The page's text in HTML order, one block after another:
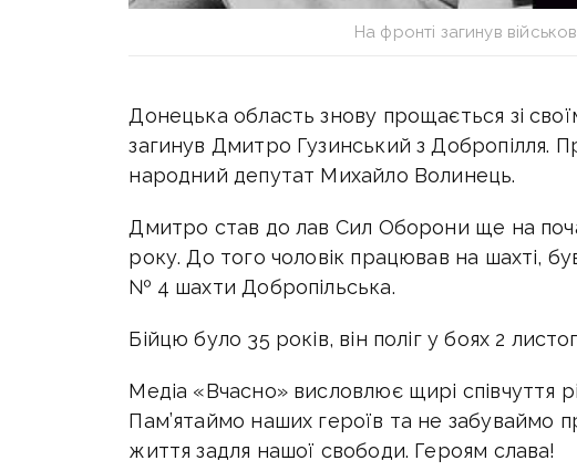
На фронті загинув
Донецька область знову прощається зі
загинув Дмитро Гузинський з Добропілля.
народний депутат Михайло Волинець.
Дмитро став до лав Сил Оборони ще на
року. До того чоловік працював на шахті,
№ 4 шахти Добропільська.
Бійцю було 35 років, він поліг у боях 2
Медіа «Вчасно» висловлює щирі співчуття
Пам’ятаймо наших героїв та не забуваймо
життя задля нашої свободи. Героям слава!